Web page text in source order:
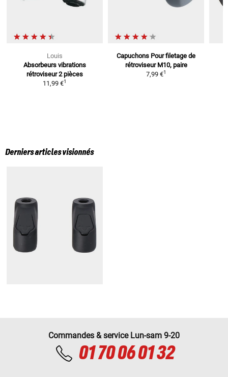
Louis
Absorbeurs vibrations
rétroviseur 2 pièces
11,99 €1
Capuchons Pour filetage de
rétroviseur M10, paire
7,99 €1
Derniers articles visionnés
Commandes & service Lun-sam 9-20
01 70 06 01 32